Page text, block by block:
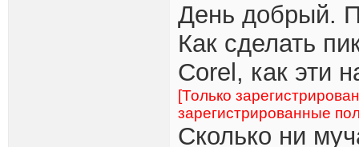
День добрый.
Как сделать
Corel, как эти
[Только
зарегистрированные
Сколько ни